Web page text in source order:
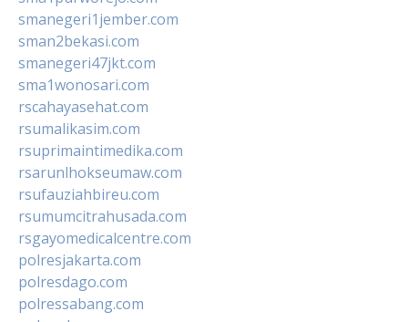
smanegeri1jember.com
sman2bekasi.com
smanegeri47jkt.com
sma1wonosari.com
rscahayasehat.com
rsumalikasim.com
rsuprimaintimedika.com
rsarunlhokseumaw.com
rsufauziahbireu.com
rsumumcitrahusada.com
rsgayomedicalcentre.com
polresjakarta.com
polresdago.com
polressabang.com